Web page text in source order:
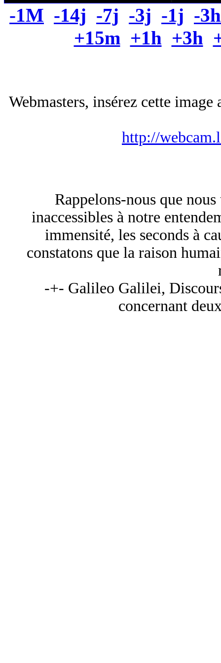
-1M -14j -7j -3j -1j -3h
+15m +1h +3h
Webmasters, insérez cette
http://
Rappelons-nous que
inaccessibles à notre
immensité, les seconds à
constatons que la raison
-+- Galileo Galilei,
concernant